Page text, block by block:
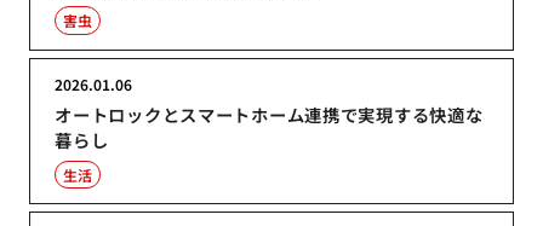
害虫
オートロックとスマートホーム連携で実現する快適な
暮らし
2026.01.06
生活